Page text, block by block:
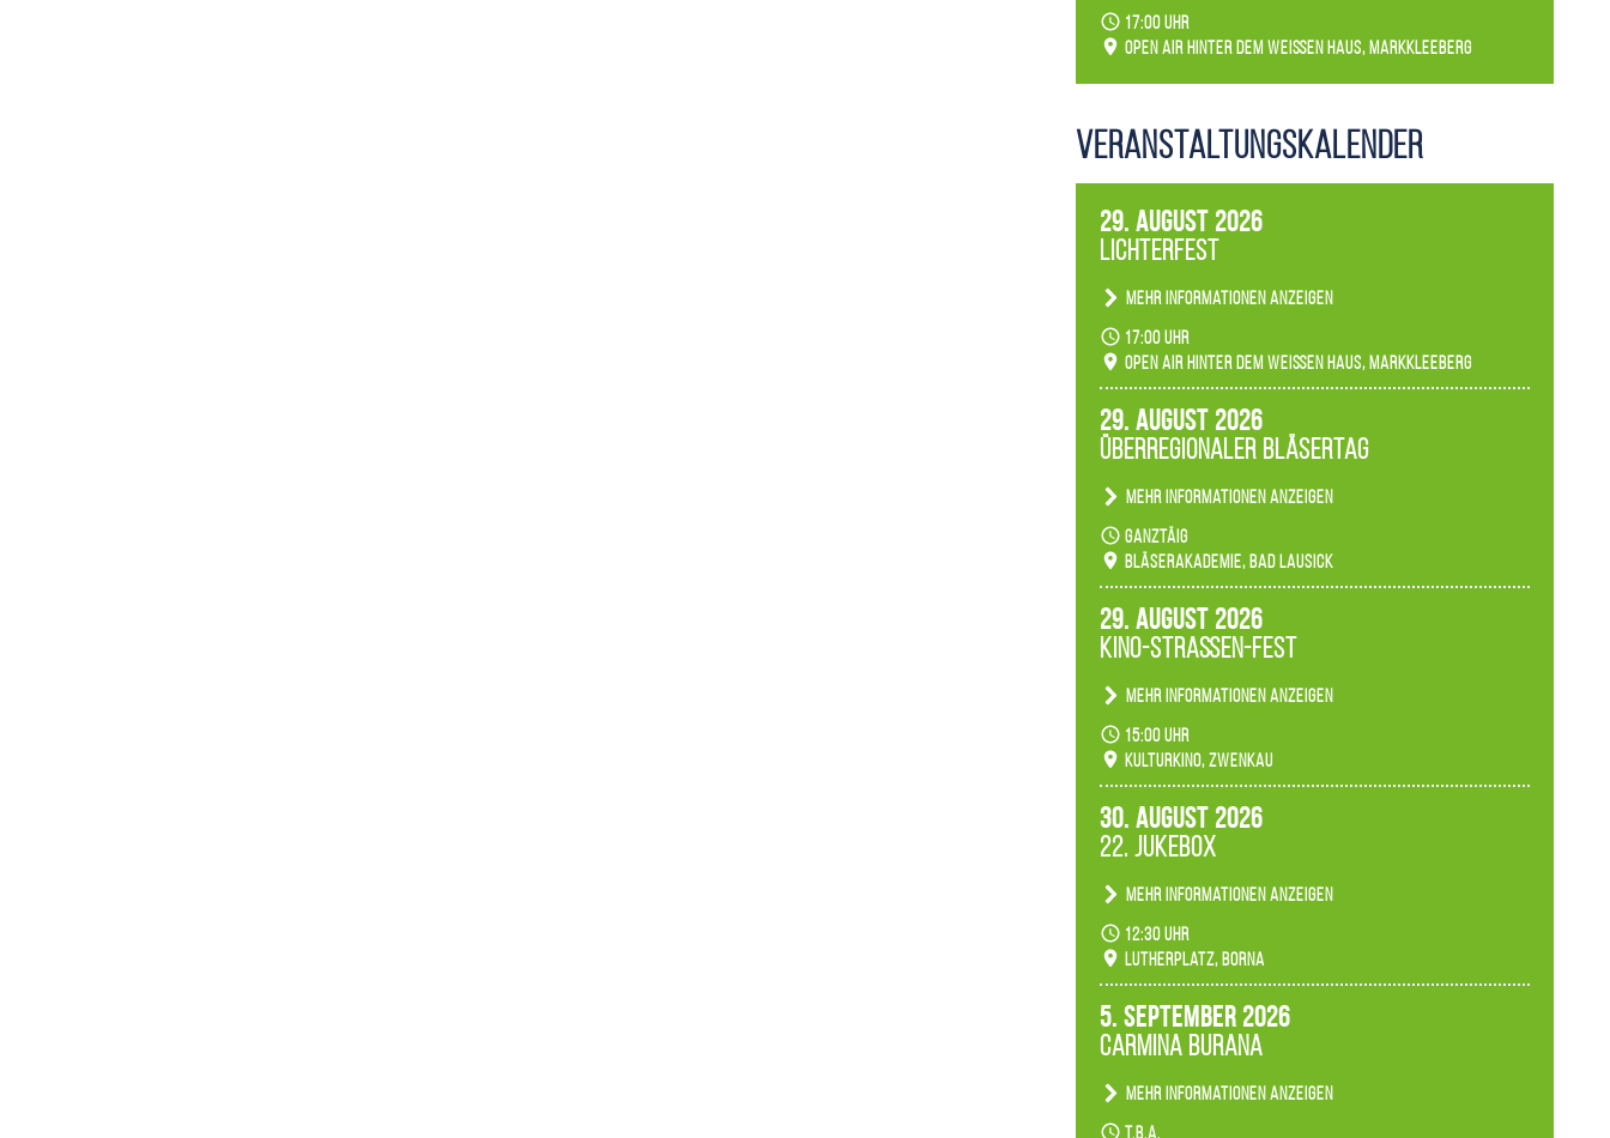
17:00 Uhr
Open Air hinter dem weißen Haus, Markkleeberg
Veranstaltungs­kalender
29. August 2026
Lichterfest
Mehr Informationen anzeigen
Becherlichter, Fackeln und Lichtinstallationen
verwandeln den agra-Park in einen farbigen
Märchenwald, der bei jedem Rundgang einen
Ambiente gibt es ein leuchtendes Konzert
unserer Fachbereiche.
17:00 Uhr
Open Air hinter dem weißen Haus, Markkleeberg
29. August 2026
Überregionaler Bläsertag
Mehr Informationen anzeigen
Teilnahme der Bläserklassen.
ganztäig
Bläserakademie, Bad Lausick
29. August 2026
Kino-Straßen-Fest
Mehr Informationen anzeigen
Konzert unserer Zwenkauer Schüler und
Schülerinnen zum Fest des Kulturkinos.
15:00 Uhr
Kulturkino, Zwenkau
30. August 2026
22. Jukebox
Mehr Informationen anzeigen
Anlässlicher der 775-Jahrfeier der Stadt Borna
spielen wir noch einmal unser aktuelles
Jukeboxprogramm zum Stadtfest.
12:30 Uhr
Lutherplatz, Borna
5. September 2026
Carmina Burana
Mehr Informationen anzeigen
Tanztheater der Quertänzer Borna.
t.b.a.